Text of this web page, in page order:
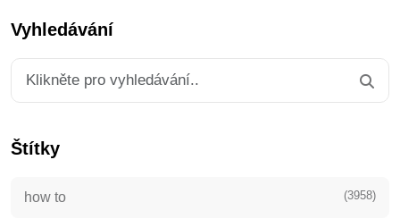
Vyhledávání
Štítky
how to (3958)